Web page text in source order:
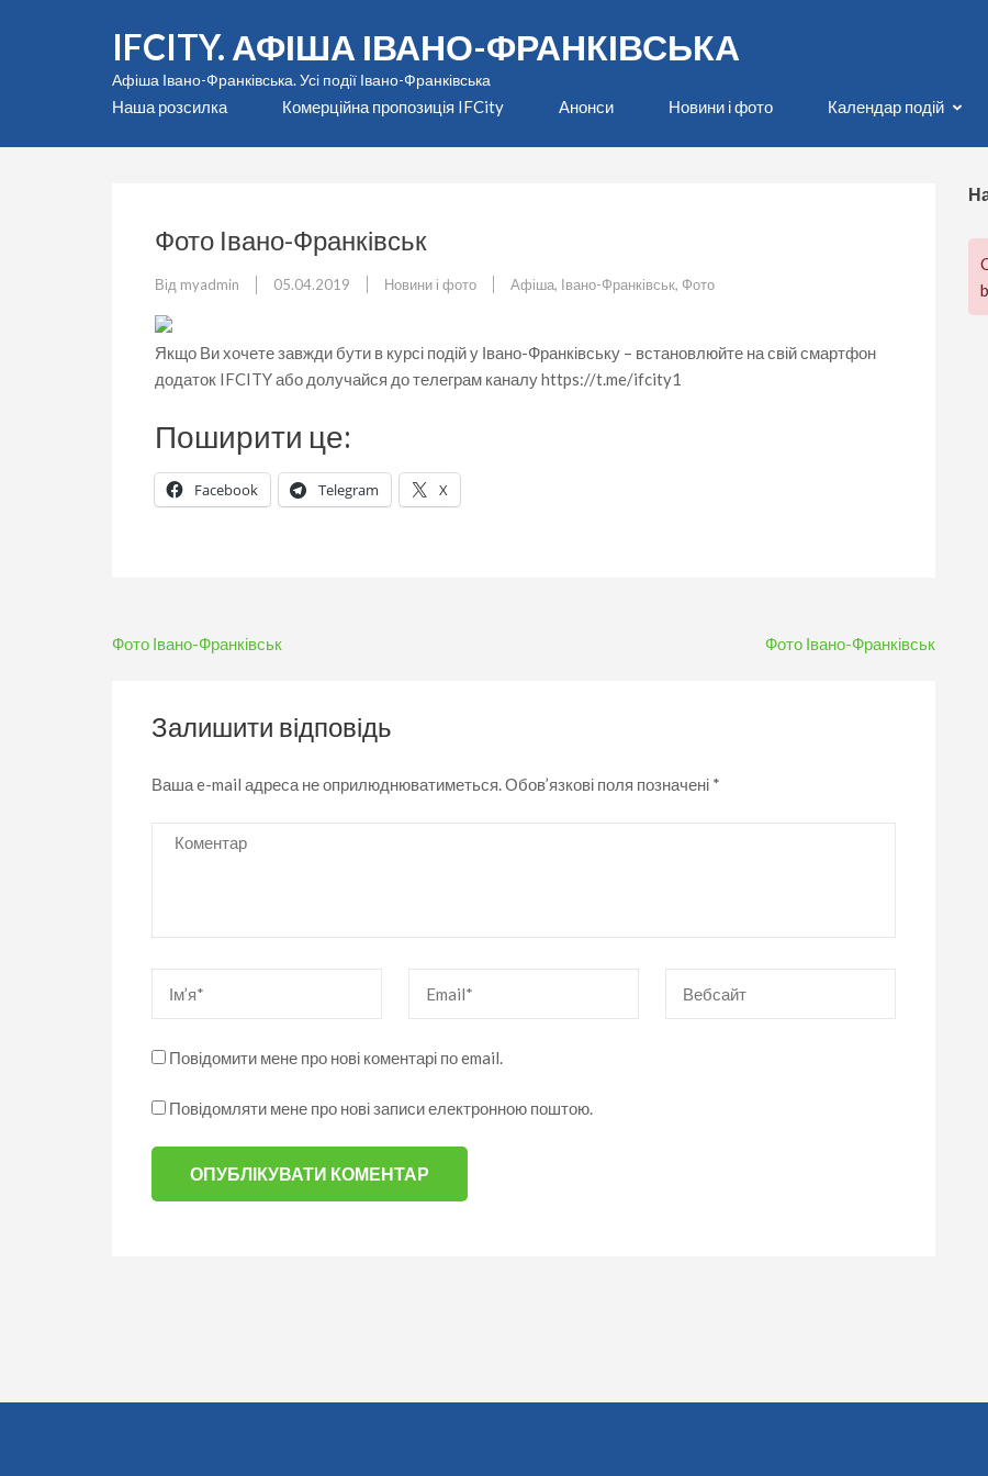
IFCITY. АФІША ІВАНО-ФРАНКІВСЬКА
Афіша Івано-Франківська. Усі події Івано-Франківська
Наша розсилка Комерційна пропозиція IFCity Анонси Новини і фото Календар подій
Фото Івано-Франківськ
Від myadmin 05.04.2019 Новини і фото Афіша, Івано-Франківськ, Фото
Якщо Ви хочете завжди бути в курсі подій у Івано-Франківську – встановлюйте на свій смартфон
додаток IFCITY або долучайся до телеграм каналу https://t.me/ifcity1
Поширити це:
Facebook Telegram X
Навігація
Фото Івано-Франківськ Фото Івано-Франківськ
Залишити відповідь
Ваша e-mail адреса не оприлюднюватиметься.Обов’язкові поля позначені *
Коментар
Повідомити мене про нові коментарі по email.
Повідомляти мене про нові записи електронною поштою.